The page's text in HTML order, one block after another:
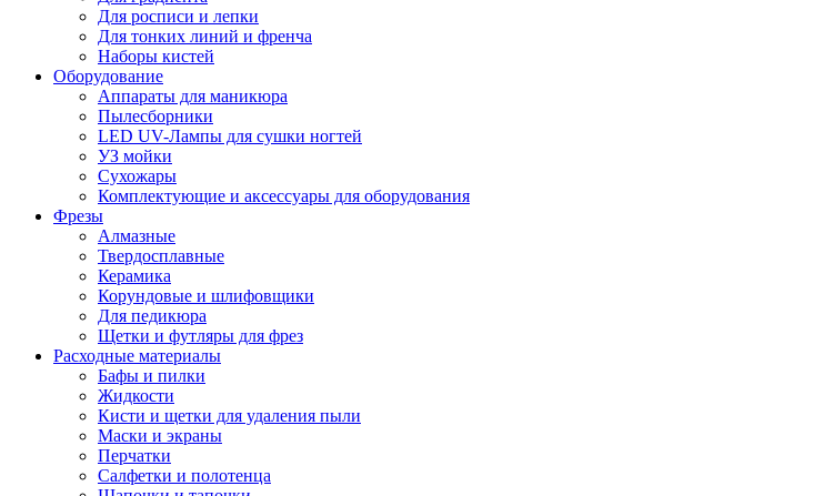
Для росписи и лепки
Для тонких линий и френча
Наборы кистей
Оборудование
Аппараты для маникюра
Пылесборники
LED UV-Лампы для сушки ногтей
УЗ мойки
Сухожары
Комплектующие и аксессуары для оборудования
Фрезы
Алмазные
Твердосплавные
Керамика
Корундовые и шлифовщики
Для педикюра
Щетки и футляры для фрез
Расходные материалы
Бафы и пилки
Жидкости
Кисти и щетки для удаления пыли
Маски и экраны
Перчатки
Салфетки и полотенца